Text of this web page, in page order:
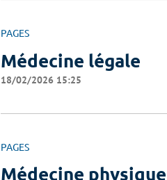
PAGES
Médecine légale
18/02/2026 15:25
PAGES
Médecine